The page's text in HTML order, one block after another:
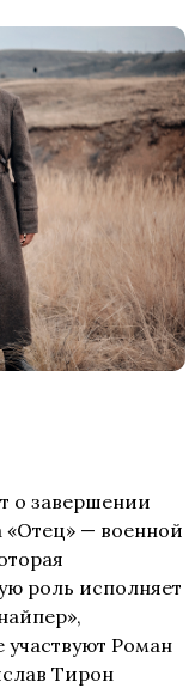
о завершении
— военной
роль исполняет
участвуют Роман
Тирон